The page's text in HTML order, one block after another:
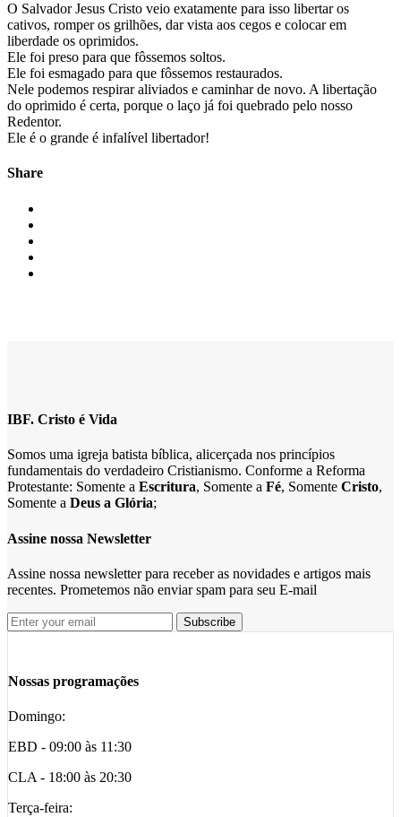
O Salvador Jesus Cristo veio exatamente para isso libertar os
cativos, romper os grilhões, dar vista aos cegos e colocar em
liberdade os oprimidos.
Ele foi preso para que fôssemos soltos.
Ele foi esmagado para que fôssemos restaurados.
Nele podemos respirar aliviados e caminhar de novo. A libertação
do oprimido é certa, porque o laço já foi quebrado pelo nosso
Redentor.
Ele é o grande é infalível libertador!
Share
IBF. Cristo é Vida
Somos uma igreja batista bíblica, alicerçada nos princípios
fundamentais do verdadeiro Cristianismo. Conforme a Reforma
Protestante: Somente a Escritura, Somente a Fé, Somente Cristo,
Somente a Deus a Glória;
Assine nossa Newsletter
Assine nossa newsletter para receber as novidades e artigos mais
recentes. Prometemos não enviar spam para seu E-mail
Nossas programações
Domingo:
EBD - 09:00 às 11:30
CLA - 18:00 às 20:30
Terça-feira: